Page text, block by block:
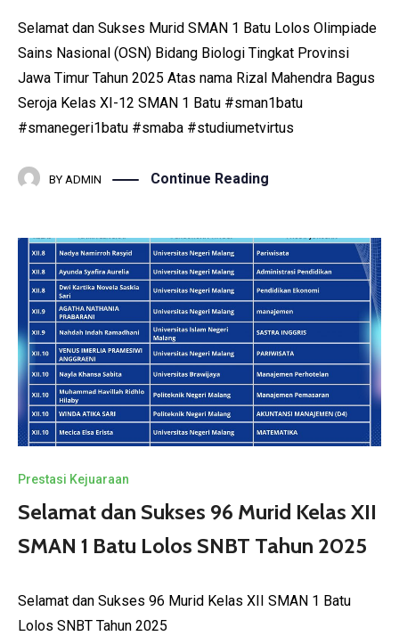
Selamat dan Sukses Murid SMAN 1 Batu Lolos Olimpiade
Sains Nasional (OSN) Bidang Biologi Tingkat Provinsi
Jawa Timur Tahun 2025 Atas nama Rizal Mahendra Bagus
Seroja Kelas XI-12 SMAN 1 Batu #sman1batu
#smanegeri1batu #smaba #studiumetvirtus
BY ADMIN Continue Reading
Prestasi Kejuaraan
Selamat dan Sukses 96 Murid Kelas XII
SMAN 1 Batu Lolos SNBT Tahun 2025
Selamat dan Sukses 96 Murid Kelas XII SMAN 1 Batu
Lolos SNBT Tahun 2025